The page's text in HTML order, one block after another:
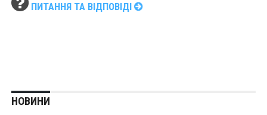
ПИТАННЯ ТА ВІДПОВІДІ
НОВИНИ